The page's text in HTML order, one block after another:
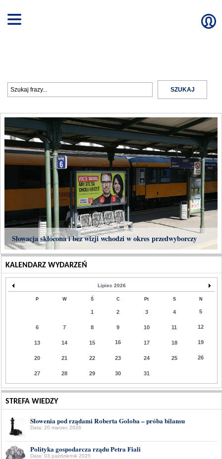
Słowacja skłócona i bez wizji wchodzi w okres przedwyborczy
KALENDARZ WYDARZEŃ
Lipiec 2026
P W Ś C Pt S N
1 2 3 4 5
6 7 8 9 10 11 12
13 14 15 16 17 18 19
20 21 22 23 24 25 26
27 28 29 30 31
STREFA WIEDZY
Słowenia pod rządami Roberta Goloba – próba bilansu
Data: 20 marzec 2026
Polityka gospodarcza rządu Petra Fiali
Data: 03 październik 2025